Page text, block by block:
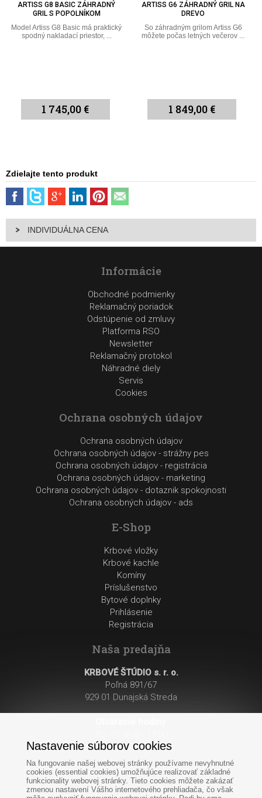
ARTISS G8 BASIC ZÁHRADNÝ
GRIL S POPOLNÍKOM
Model Artiss G8 Basic má praktický
spodný nakladací priestor, ...
1 745,00 €
ARTISS G6 ZÁHRADNÝ GRIL NA
DREVO
So záhradným grilom Artiss G6
môžete počas letných večerov ...
1 849,00 €
Zdielajte tento produkt
INDIVIDUÁLNA CENA
Informácie
Obchodné podmienky
Reklamačný poriadok
Odstúpenie od zmluvy
Platforma RSO
Newsletter
Reklamačný protokol
Náhradné diely
Servis
Cookies
Ochrana osobných údajov
Ochrana osobných údajov
Ochrana osobných údajov - strážny pes
Ochrana osobných údajov - registrácia
Ochrana osobných údajov - marketing
Ochrana osobných údajov - dotaznik spokojnosti
Ochrana osobných údajov - ads
E-Shop
Krbové vložky
Krbové kachle
Komíny
Príslušenstvo
Bytové doplnky
Prihlásenie
Registrácia
Naša predajňa
KRBOVÉ ŠTÚDIO s. r. o.
Poľná 891/67
929 01 Dunajská Streda
So: 8:00 - 12:00
Nastavenie súborov cookies
Na fungovanie našej webovej stránky používame nevyhnutné
cookies (essential cookies) umožňujúce realizovať základné
funkcionality webovej stránky. Tieto cookies môžete zakázať
zmenou nastavení Vášho internetového prehliadača, čo však